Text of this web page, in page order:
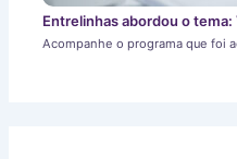
Entrelinhas abordou o tema:
Acompanhe o programa que foi